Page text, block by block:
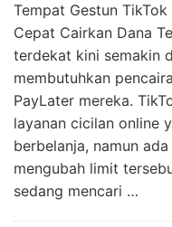
Tempat Gestun
Cepat Cairkan Dana
terdekat kini semakin
membutuhkan
PayLater mereka.
layanan cicilan online
berbelanja, namun
mengubah limit
sedang mencari …